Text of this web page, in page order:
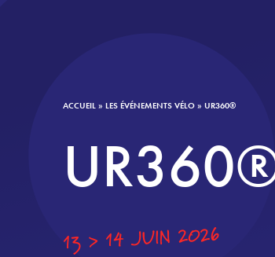
ACCUEIL » LES ÉVÉNEMENTS VÉLO » UR360®
13 > 14 JUIN 2026